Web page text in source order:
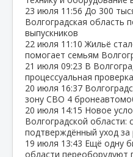
23 июля 11:56 До 300
Волгоградская область
выпускников
22 июля 11:10 Жильё
помогает семьям
21 июля 09:23 В
процессуальная проверка
20 июля 16:37
зону СВО 4
20 июля 14:15 Новое
Волгоградской области:
подтверждённый уход за
19 июля 13:43 Ещё одну
области переоборудуют